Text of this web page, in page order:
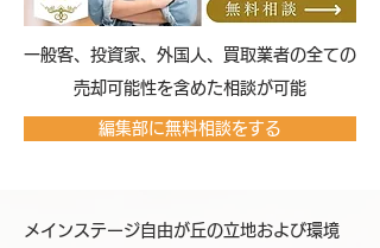
​一般客、投資家、外国人、買取業者の全ての
売却可能性を含めた相談が可能
編集部に無料相談をする
メインステージ自由が丘の立地および環境